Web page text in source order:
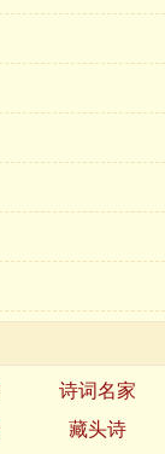
诗词名家
藏头诗